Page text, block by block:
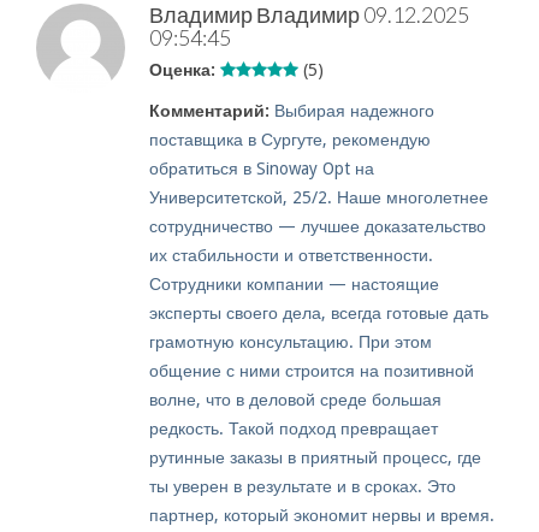
Владимир Владимир09.12.2025
09:54:45
Оценка: (5)
Комментарий: Выбирая надежного
поставщика в Сургуте, рекомендую
обратиться в Sinoway Opt на
Университетской, 25/2. Наше многолетнее
сотрудничество — лучшее доказательство
их стабильности и ответственности.
Сотрудники компании — настоящие
эксперты своего дела, всегда готовые дать
грамотную консультацию. При этом
общение с ними строится на позитивной
волне, что в деловой среде большая
редкость. Такой подход превращает
рутинные заказы в приятный процесс, где
ты уверен в результате и в сроках. Это
партнер, который экономит нервы и время.